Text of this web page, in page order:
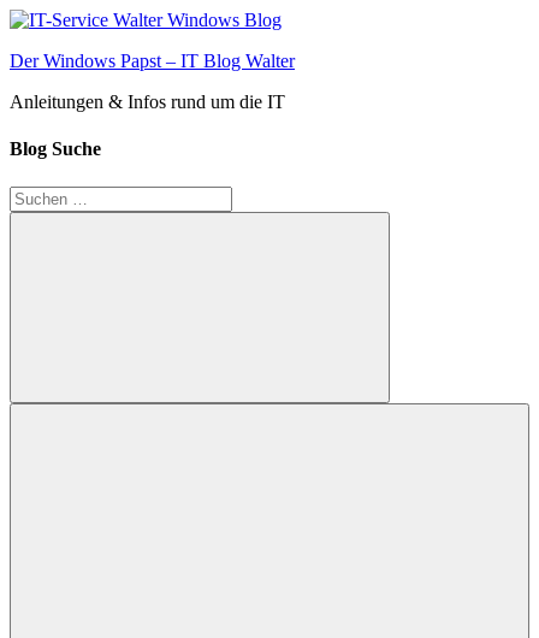
Zum
springen
Der Windows Papst – IT Blog Walter
Anleitungen & Infos rund um die IT
Blog Suche
Suchen
nach:
Suchen